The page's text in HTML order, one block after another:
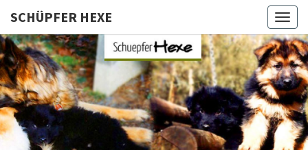
SCHÜPFER HEXE
HEXE
Langhaar
Schäferhunde
Von Den
Schüpfer
Hexen